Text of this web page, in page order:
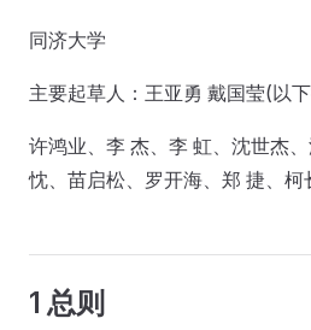
同济大学
主要起草人：王亚勇 戴国莹(以
许鸿业、李 杰、李 虹、沈世杰
忱、苗启松、罗开海、郑 捷、柯
1 总则